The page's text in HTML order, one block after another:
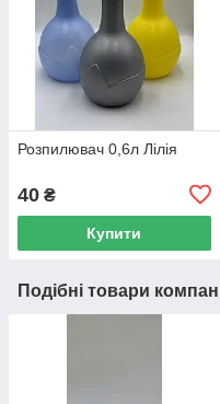
Розпилювач 0,6л Лілія
40 ₴
Купити
Подібні товари